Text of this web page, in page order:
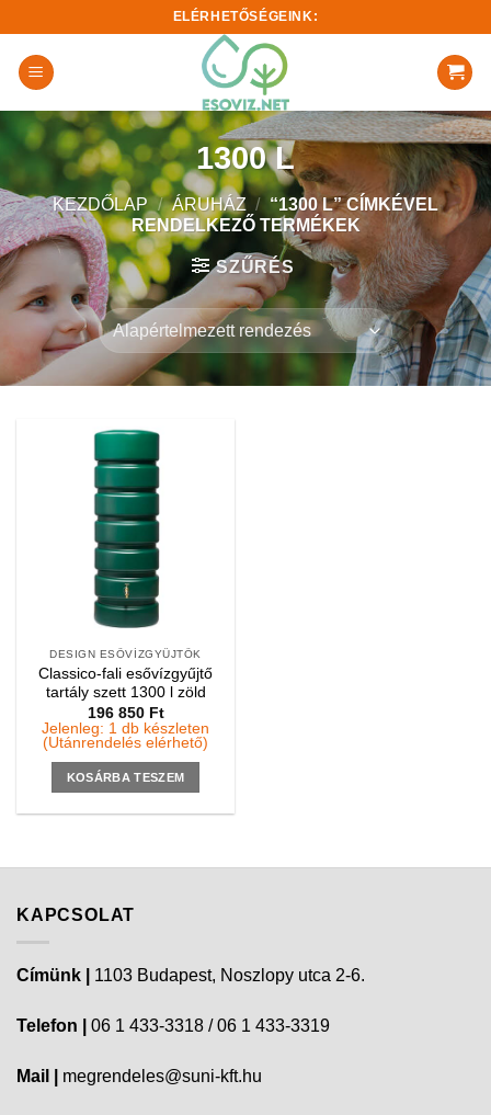
to
content
ELÉRHETŐSÉGEINK:
1300 L
KEZDŐLAP / ÁRUHÁZ / “1300 L” CÍMKÉVEL
RENDELKEZŐ TERMÉKEK
SZŰRÉS
DESIGN ESŐVÍZGYŰJTŐK
Classico-fali esővízgyűjtő
tartály szett 1300 l zöld
196 850 Ft
Jelenleg: 1 db készleten
(Utánrendelés elérhető)
KOSÁRBA TESZEM
KAPCSOLAT
Címünk | 1103 Budapest, Noszlopy utca 2-6.
Telefon | 06 1 433-3318 / 06 1 433-3319
Mail | megrendeles@suni-kft.hu